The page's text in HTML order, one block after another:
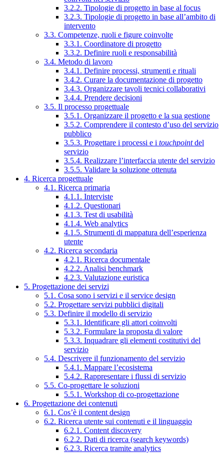
3.2.2. Tipologie di progetto in base al focus
3.2.3. Tipologie di progetto in base all’ambito di
intervento
3.3. Competenze, ruoli e figure coinvolte
3.3.1. Coordinatore di progetto
3.3.2. Definire ruoli e responsabilità
3.4. Metodo di lavoro
3.4.1. Definire processi, strumenti e rituali
3.4.2. Curare la documentazione di progetto
3.4.3. Organizzare tavoli tecnici collaborativi
3.4.4. Prendere decisioni
3.5. Il processo progettuale
3.5.1. Organizzare il progetto e la sua gestione
3.5.2. Comprendere il contesto d’uso del servizio
pubblico
3.5.3. Progettare i processi e i touchpointdel
servizio
3.5.4. Realizzare l’interfaccia utente del servizio
3.5.5. Validare la soluzione ottenuta
4. Ricerca progettuale
4.1. Ricerca primaria
4.1.1. Interviste
4.1.2. Questionari
4.1.3. Test di usabilità
4.1.4. Web analytics
4.1.5. Strumenti di mappatura dell’esperienza
utente
4.2. Ricerca secondaria
4.2.1. Ricerca documentale
4.2.2. Analisi benchmark
4.2.3. Valutazione euristica
5. Progettazione dei servizi
5.1. Cosa sono i servizi e il service design
5.2. Progettare servizi pubblici digitali
5.3. Definire il modello di servizio
5.3.1. Identificare gli attori coinvolti
5.3.2. Formulare la proposta di valore
5.3.3. Inquadrare gli elementi costitutivi del
servizio
5.4. Descrivere il funzionamento del servizio
5.4.1. Mappare l’ecosistema
5.4.2. Rappresentare i flussi di servizio
5.5. Co-progettare le soluzioni
5.5.1. Workshop di co-progettazione
6. Progettazione dei contenuti
6.1. Cos’è il content design
6.2. Ricerca utente sui contenuti e il linguaggio
6.2.1. Content discovery
6.2.2. Dati di ricerca (search keywords)
6.2.3. Ricerca tramite analytics